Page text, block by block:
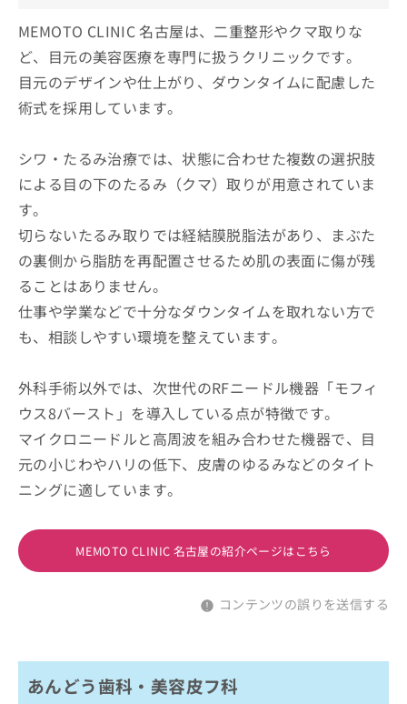
MEMOTO CLINIC 名古屋は、二重整形やクマ取りな
ど、目元の美容医療を専門に扱うクリニックです。
目元のデザインや仕上がり、ダウンタイムに配慮した
術式を採用しています。
シワ・たるみ治療では、状態に合わせた複数の選択肢
による目の下のたるみ（クマ）取りが用意されていま
す。
切らないたるみ取りでは経結膜脱脂法があり、まぶた
の裏側から脂肪を再配置させるため肌の表面に傷が残
ることはありません。
仕事や学業などで十分なダウンタイムを取れない方で
も、相談しやすい環境を整えています。
外科手術以外では、次世代のRFニードル機器「モフィ
ウス8バースト」を導入している点が特徴です。
マイクロニードルと高周波を組み合わせた機器で、目
元の小じわやハリの低下、皮膚のゆるみなどのタイト
ニングに適しています。
MEMOTO CLINIC 名古屋の紹介ページはこちら
コンテンツの誤りを送信する
あんどう歯科・美容皮フ科